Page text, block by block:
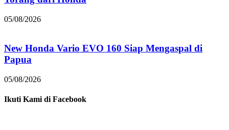
05/08/2026
New Honda Vario EVO 160 Siap Mengaspal di
Papua
05/08/2026
Ikuti Kami di Facebook